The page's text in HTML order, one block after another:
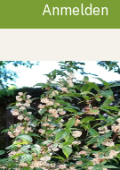
Anmelden